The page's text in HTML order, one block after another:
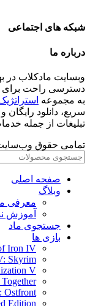
شبکه های اجتماعی
درباره ما
دسترسی راحت برای
به مجموعه
سریع، دانلود
تبلیغات از جمله
تمامی حقوق
صفحه اصلی
وبلاگ
معرفی
آموزش
جستجوی ماد
بازی ها
Iron IV
Skyrim
V
Ostfront
Edition